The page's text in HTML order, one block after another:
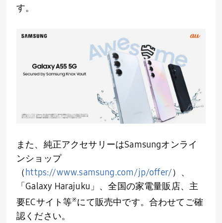
す。
また、純正アクセサリーはSamsungオンライ
ンショップ
（ https://www.samsung.com/jp/offer/）、
「 Galaxy Harajuku 」、全国の家電量販店、主
要ECサイト等※にて販売中です。合わせてご確
認ください。